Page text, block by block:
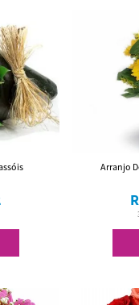
Girassóis Arranjo